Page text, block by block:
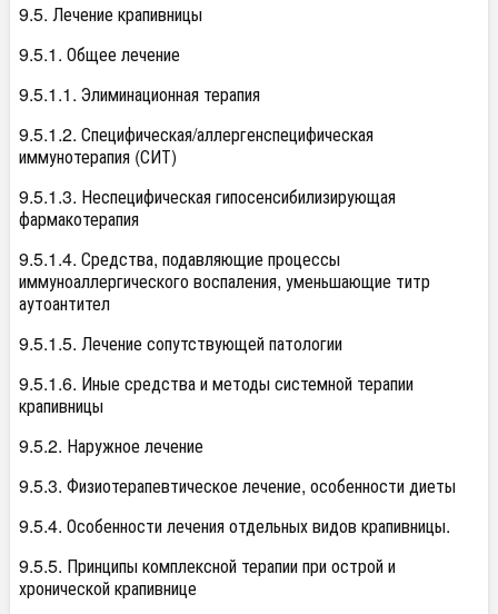
9.5. Лечение крапивницы
9.5.1. Общее лечение
9.5.1.1. Элиминационная терапия
9.5.1.2. Специфическая/аллергенспецифическая
иммунотерапия (СИТ)
9.5.1.3. Неспецифическая гипосенсибилизирующая
фармакотерапия
9.5.1.4. Средства, подавляющие процессы
иммуноаллергического воспаления, уменьшающие титр
аутоантител
9.5.1.5. Лечение сопутствующей патологии
9.5.1.6. Иные средства и методы системной терапии
крапивницы
9.5.2. Наружное лечение
9.5.3. Физиотерапевтическое лечение, особенности диеты
9.5.4. Особенности лечения отдельных видов крапивницы.
9.5.5. Принципы комплексной терапии при острой и
хронической крапивнице